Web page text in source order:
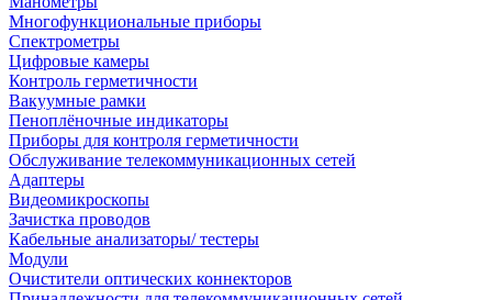
Многофункциональные приборы
Спектрометры
Цифровые камеры
Контроль герметичности
Вакуумные рамки
Пеноплёночные индикаторы
Приборы для контроля герметичности
Обслуживание телекоммуникационных сетей
Адаптеры
Видеомикроскопы
Зачистка проводов
Кабельные анализаторы/ тестеры
Модули
Очистители оптических коннекторов